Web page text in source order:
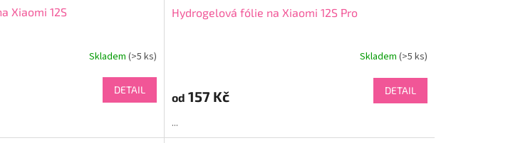
Xiaomi 12S
Skladem (>5 ks)
DETAIL
Hydrogelová fólie na Xiaomi 12S Pro
Skladem (>5 ks)
od 157 Kč DETAIL
...